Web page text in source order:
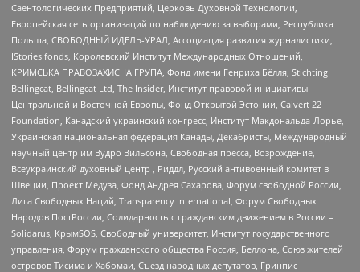
Саентологических Предприятий, Церковь Духовной Технологии,
Европейская сеть организаций по наблюдению за выборами, Республика
Польша, СВОБОДНЫЙ ИДЕЛЬ-УРАЛ, Ассоциация развития журналистики,
IStories fonds, Королевский Институт Международных Отношений,
КРИМСЬКА ПРАВОЗАХИСНА ГРУПА, Фонд имени Генриха Бёлля, Stichting
Bellingcat, Bellingcat Ltd, The Insider, Институт правовой инициативы
Центральной и Восточной Европы, Фонд Открытой Эстонии, Calvert 22
Foundation, Канадский украинский конгресс, Институт Макдональда-Лорье,
Украинская национальная федерация Канады, Декабристы, Международный
научный центр им Вудро Вильсона, Свободная пресса, Возрождение,
Всеукраинский духовный центр , Риддл, Русский антивоенный комитет в
Швеции, Проект Медуза, Фонд Андрея Сахарова, Форум свободной России,
Лига Свободных Наций, Transparеncy International, Форум Свободных
Народов ПостРоссии, Солидарность с гражданским движением в России –
Solidarus, КрымSOS, Свободный университет, Институт государственного
управления, Форум гражданского общества Россия, Беллона, Союз жителей
островов Тисима и Хабомаи, Съезд народных депутатов, Гринпис